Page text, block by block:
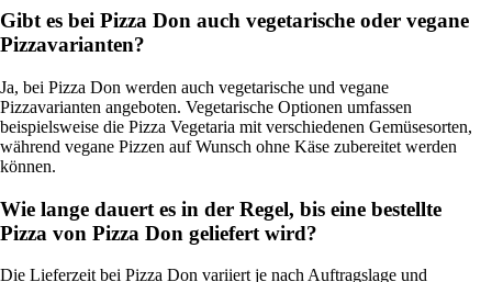
Gibt es bei Pizza Don auch vegetarische oder vegane
Pizzavarianten?
Ja, bei Pizza Don werden auch vegetarische und vegane
Pizzavarianten angeboten. Vegetarische Optionen umfassen
beispielsweise die Pizza Vegetaria mit verschiedenen Gemüsesorten,
während vegane Pizzen auf Wunsch ohne Käse zubereitet werden
können.
Wie lange dauert es in der Regel, bis eine bestellte
Pizza von Pizza Don geliefert wird?
Die Lieferzeit bei Pizza Don variiert je nach Auftragslage und